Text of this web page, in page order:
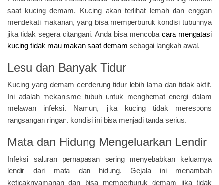
saat kucing demam. Kucing akan terlihat lemah dan enggan
mendekati makanan, yang bisa memperburuk kondisi tubuhnya
jika tidak segera ditangani. Anda bisa mencoba cara mengatasi
kucing tidak mau makan saat demam sebagai langkah awal.
Lesu dan Banyak Tidur
Kucing yang demam cenderung tidur lebih lama dan tidak aktif.
Ini adalah mekanisme tubuh untuk menghemat energi dalam
melawan infeksi. Namun, jika kucing tidak merespons
rangsangan ringan, kondisi ini bisa menjadi tanda serius.
Mata dan Hidung Mengeluarkan Lendir
Infeksi saluran pernapasan sering menyebabkan keluarnya
lendir dari mata dan hidung. Gejala ini menambah
ketidaknyamanan dan bisa memperburuk demam jika tidak